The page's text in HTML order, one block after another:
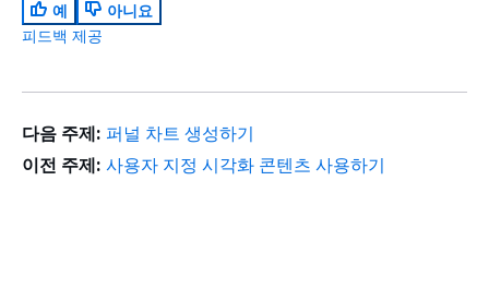
예
아니요
피드백 제공
다음 주제: 퍼널 차트 생성하기
이전 주제: 사용자 지정 시각화 콘텐츠 사용하기